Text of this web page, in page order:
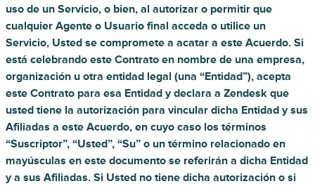
uso de un Servicio, o bien, al autorizar o permitir que
cualquier Agente o Usuario final acceda o utilice un
Servicio, Usted se compromete a acatar a este Acuerdo. Si
está celebrando este Contrato en nombre de una empresa,
organización u otra entidad legal (una “Entidad”), acepta
este Contrato para esa Entidad y declara a Zendesk que
usted tiene la autorización para vincular dicha Entidad y sus
Afiliadas a este Acuerdo, en cuyo caso los términos
“Suscriptor”, “Usted”, “Su” o un término relacionado en
mayúsculas en este documento se referirán a dicha Entidad
y a sus Afiliadas. Si Usted no tiene dicha autorización o si